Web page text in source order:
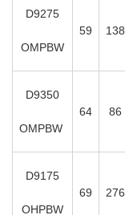
D9275
OMPBW
59 138
D9350
OMPBW
64 86
D9175
OHPBW
69 276